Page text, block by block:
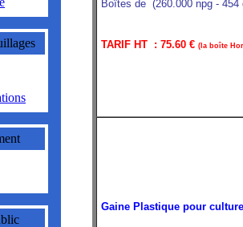
Boîtes de (260.000 npg - 454
TARIF HT : 75.60 € (la boîte
Gaine Plastique pour